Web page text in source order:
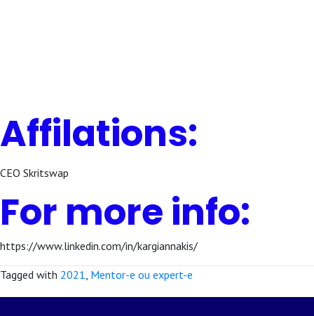
Affilations:
CEO Skritswap
For more info:
https://www.linkedin.com/in/kargiannakis/
Tagged with 2021 Mentor-e ou expert-e